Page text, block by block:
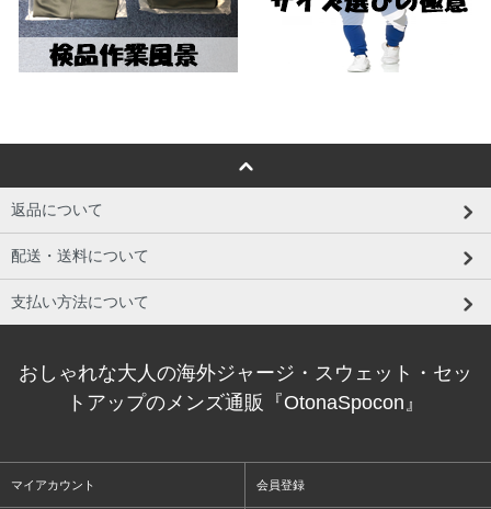
返品について
配送・送料について
支払い方法について
おしゃれな大人の海外ジャージ・スウェット・セッ
トアップのメンズ通販『OtonaSpocon』
マイアカウント 会員登録